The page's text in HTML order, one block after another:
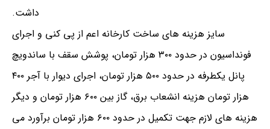
داشت.
سایز هزینه های ساخت کارخانه اعم از پی کنی و اجرای
فونداسیون در حدود ۳۰۰ هزار تومان، پوشش سقف با ساندویچ
پانل یکطرفه در حدود ۵۰۰ هزار تومان، اجرای دیوار با آجر ۴۰۰
هزار تومان هزینه انشعاب برق، گاز بین ۶۰۰ هزار تومان و دیگر
هزینه های لازم جهت تکمیل در حدود ۶۰۰ هزار تومان برآورد می